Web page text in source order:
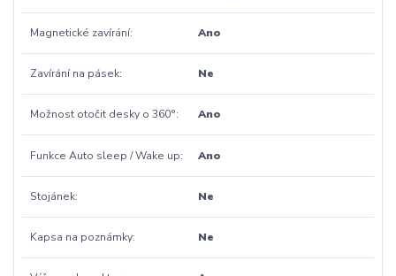
Magnetické zavírání Ano
Zavírání na pásek Ne
Možnost otočit desky o 360° Ano
Funkce Auto sleep / Wake up Ano
Stojánek Ne
Kapsa na poznámky Ne